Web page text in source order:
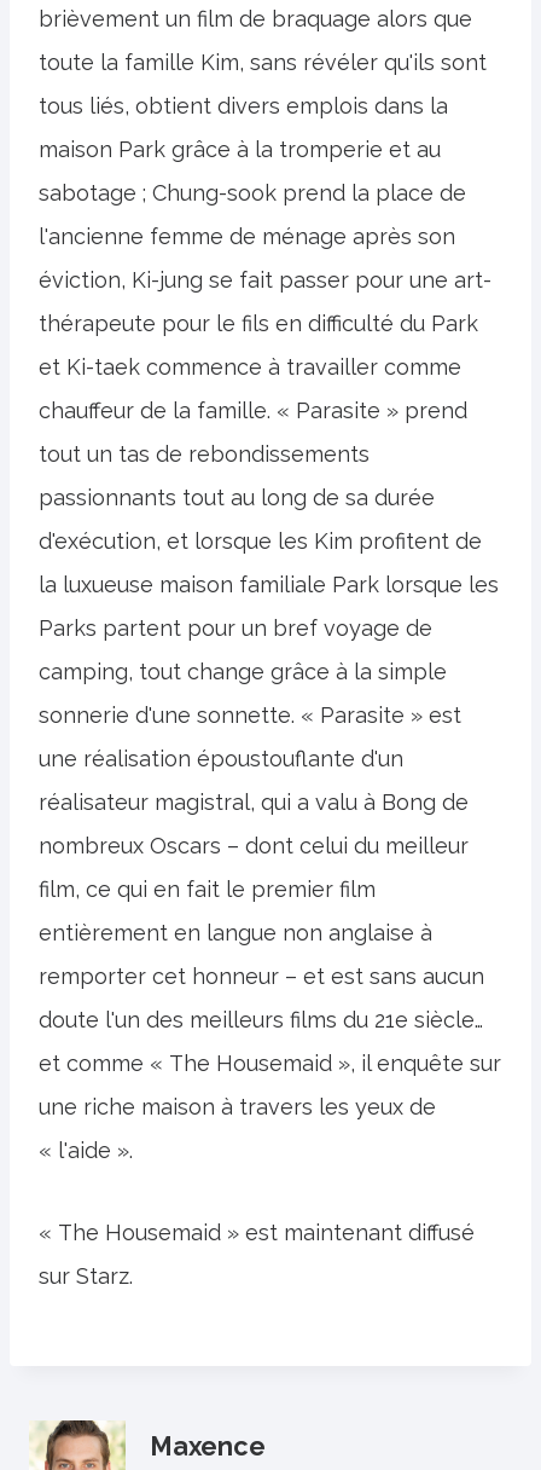
brièvement un film de braquage alors que
toute la famille Kim, sans révéler qu'ils sont
tous liés, obtient divers emplois dans la
maison Park grâce à la tromperie et au
sabotage ; Chung-sook prend la place de
l'ancienne femme de ménage après son
éviction, Ki-jung se fait passer pour une art-
thérapeute pour le fils en difficulté du Park
et Ki-taek commence à travailler comme
chauffeur de la famille. « Parasite » prend
tout un tas de rebondissements
passionnants tout au long de sa durée
d'exécution, et lorsque les Kim profitent de
la luxueuse maison familiale Park lorsque les
Parks partent pour un bref voyage de
camping, tout change grâce à la simple
sonnerie d'une sonnette. « Parasite » est
une réalisation époustouflante d'un
réalisateur magistral, qui a valu à Bong de
nombreux Oscars – dont celui du meilleur
film, ce qui en fait le premier film
entièrement en langue non anglaise à
remporter cet honneur – et est sans aucun
doute l'un des meilleurs films du 21e siècle…
et comme « The Housemaid », il enquête sur
une riche maison à travers les yeux de
« l'aide ».
« The Housemaid » est maintenant diffusé
sur Starz.
Maxence